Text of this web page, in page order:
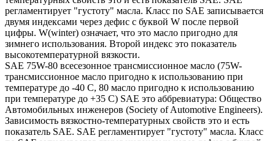
регламентирует "густоту" масла. Класс по SAE записывается
двумя индексами через дефис с буквой W после первой
цифры. W(winter) означает, что это масло пригодно для
зимнего использования. Второй индекс это показатель
высокотемпературной вязкости.
SAE 75W-80 всесезонное трансмиссионное масло (75W-
трансмиссионное масло пригодно к использованию при
температуре до -40 С, 80 масло пригодно к использованию
при температуре до +35 С) SAE это аббревиатура: Общество
Автомобильных инженеров (Society of Automotive Engineers).
Зависимость вязкостно-температурных свойств это и есть
показатель SAE. SAE регламентирует "густоту" масла. Класс